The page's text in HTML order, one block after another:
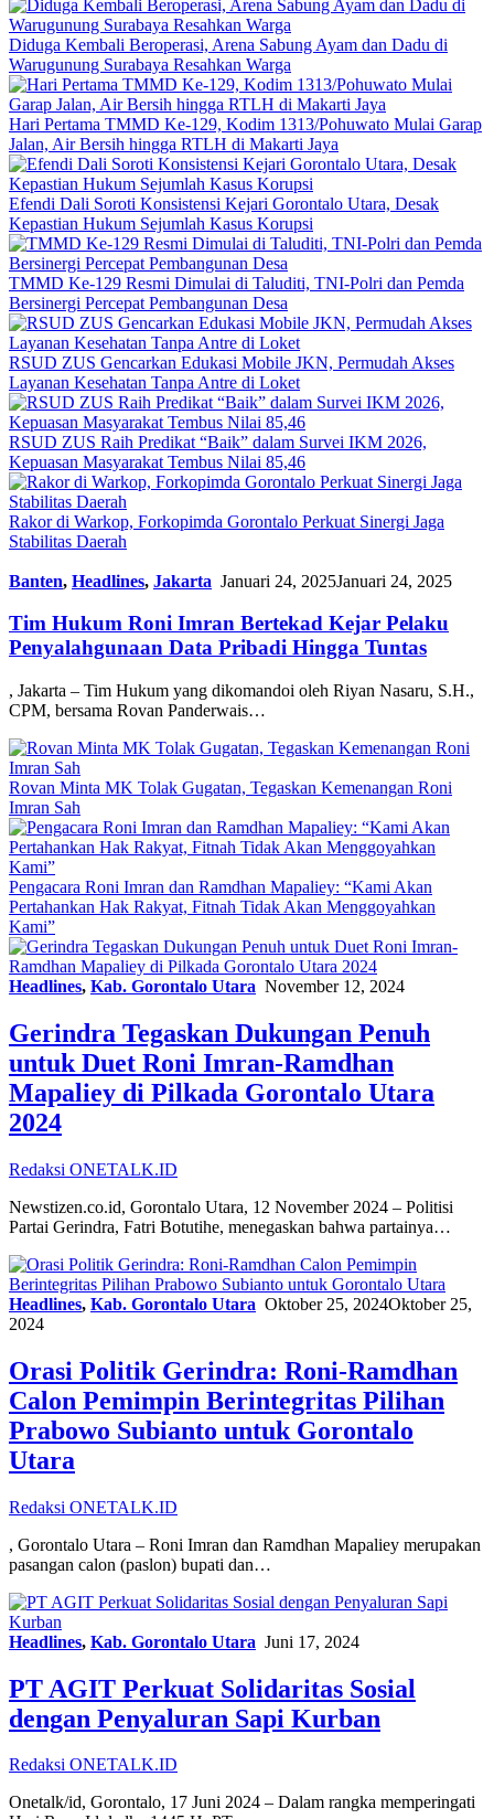
Diduga Kembali Beroperasi, Arena Sabung Ayam dan Dadu di
Warugunung Surabaya Resahkan Warga
Hari Pertama TMMD Ke-129, Kodim 1313/Pohuwato Mulai Garap
Jalan, Air Bersih hingga RTLH di Makarti Jaya
Efendi Dali Soroti Konsistensi Kejari Gorontalo Utara, Desak
Kepastian Hukum Sejumlah Kasus Korupsi
TMMD Ke-129 Resmi Dimulai di Taluditi, TNI-Polri dan Pemda
Bersinergi Percepat Pembangunan Desa
RSUD ZUS Gencarkan Edukasi Mobile JKN, Permudah Akses
Layanan Kesehatan Tanpa Antre di Loket
RSUD ZUS Raih Predikat “Baik” dalam Survei IKM 2026,
Kepuasan Masyarakat Tembus Nilai 85,46
Rakor di Warkop, Forkopimda Gorontalo Perkuat Sinergi Jaga
Stabilitas Daerah
Banten, Headlines, Jakarta Januari 24, 2025Januari 24, 2025
Tim Hukum Roni Imran Bertekad Kejar Pelaku
Penyalahgunaan Data Pribadi Hingga Tuntas
, Jakarta – Tim Hukum yang dikomandoi oleh Riyan Nasaru, S.H.,
CPM, bersama Rovan Panderwais…
Rovan Minta MK Tolak Gugatan, Tegaskan Kemenangan Roni
Imran Sah
Pengacara Roni Imran dan Ramdhan Mapaliey: “Kami Akan
Pertahankan Hak Rakyat, Fitnah Tidak Akan Menggoyahkan
Kami”
Headlines, Kab. Gorontalo Utara November 12, 2024
Gerindra Tegaskan Dukungan Penuh
untuk Duet Roni Imran-Ramdhan
Mapaliey di Pilkada Gorontalo Utara
2024
Redaksi ONETALK.ID
Newstizen.co.id, Gorontalo Utara, 12 November 2024 – Politisi
Partai Gerindra, Fatri Botutihe, menegaskan bahwa partainya…
Headlines, Kab. Gorontalo Utara Oktober 25, 2024Oktober 25,
2024
Orasi Politik Gerindra: Roni-Ramdhan
Calon Pemimpin Berintegritas Pilihan
Prabowo Subianto untuk Gorontalo
Utara
Redaksi ONETALK.ID
, Gorontalo Utara – Roni Imran dan Ramdhan Mapaliey merupakan
pasangan calon (paslon) bupati dan…
Headlines, Kab. Gorontalo Utara Juni 17, 2024
PT AGIT Perkuat Solidaritas Sosial
dengan Penyaluran Sapi Kurban
Redaksi ONETALK.ID
Onetalk/id, Gorontalo, 17 Juni 2024 – Dalam rangka memperingati